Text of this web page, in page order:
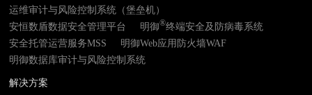
运维审计与风险控制系统（堡垒机）
安恒数盾数据安全管理平台
明御®终端安全及防病毒系统
安全托管运营服务MSS
明御Web应用防火墙WAF
明御数据库审计与风险控制系统
解决方案